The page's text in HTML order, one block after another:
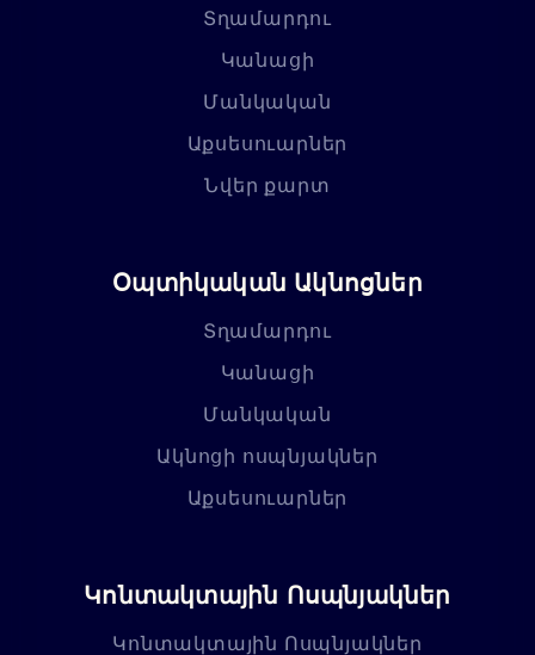
Տղամարդու
Կանացի
Մանկական
Աքսեսուարներ
Նվեր քարտ
Օպտիկական Ակնոցներ
Տղամարդու
Կանացի
Մանկական
Ակնոցի ոսպնյակներ
Աքսեսուարներ
Կոնտակտային Ոսպնյակներ
Կոնտակտային Ոսպնյակներ